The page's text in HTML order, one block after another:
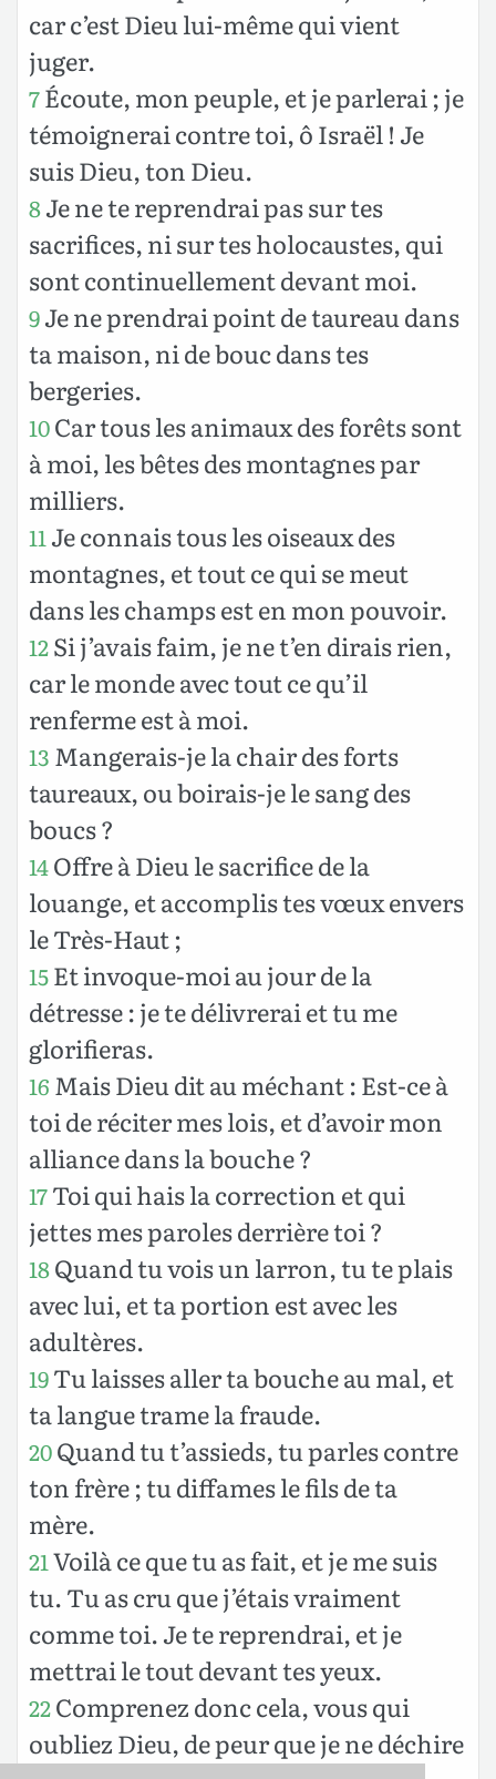
car c’est Dieu lui-même qui vient
juger.
7Écoute, mon peuple, et je parlerai ; je
témoignerai contre toi, ô Israël ! Je
suis Dieu, ton Dieu.
8Je ne te reprendrai pas sur tes
sacrifices, ni sur tes holocaustes, qui
sont continuellement devant moi.
9Je ne prendrai point de taureau dans
ta maison, ni de bouc dans tes
bergeries.
10Car tous les animaux des forêts sont
à moi, les bêtes des montagnes par
milliers.
11 Je connais tous les oiseaux des
montagnes, et tout ce qui se meut
dans les champs est en mon pouvoir.
12Si j’avais faim, je ne t’en dirais rien,
car le monde avec tout ce qu’il
renferme est à moi.
13 Mangerais-je la chair des forts
taureaux, ou boirais-je le sang des
boucs ?
14Offre à Dieu le sacrifice de la
louange, et accomplis tes vœux envers
le Très-Haut ;
15Et invoque-moi au jour de la
détresse : je te délivrerai et tu me
glorifieras.
16 Mais Dieu dit au méchant : Est-ce à
toi de réciter mes lois, et d’avoir mon
alliance dans la bouche ?
17Toi qui hais la correction et qui
jettes mes paroles derrière toi ?
18Quand tu vois un larron, tu te plais
avec lui, et ta portion est avec les
adultères.
19Tu laisses aller ta bouche au mal, et
ta langue trame la fraude.
20Quand tu t’assieds, tu parles contre
ton frère ; tu diffames le fils de ta
mère.
21 Voilà ce que tu as fait, et je me suis
tu. Tu as cru que j’étais vraiment
comme toi. Je te reprendrai, et je
mettrai le tout devant tes yeux.
22Comprenez donc cela, vous qui
oubliez Dieu, de peur que je ne déchire